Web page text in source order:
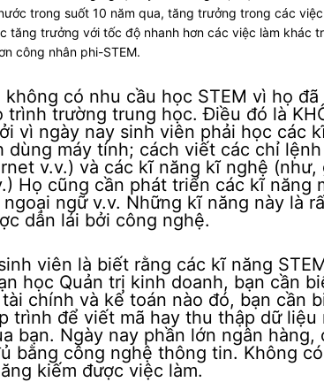
trong suốt 10 năm qua, tăng trưởng trong các
tăng trưởng với tốc độ nhanh hơn các việc làm khác
công nhân phi-STEM.
có nhu cầu học STEM vì họ
trường trung học. Điều đó là
vì ngày nay sinh viên phải học các
máy tính; cách viết các chỉ
v.v.) và các kĩ năng kĩ nghệ
Họ cũng cần phát triển các kĩ năng
ngữ v.v. Những kĩ năng này là
dẫn lái bởi công nghệ.
viên là biết rằng các kĩ năng
học Quản trị kinh doanh, bạn cần
chính và kế toán nào đó, bạn cần
trình để viết mã hay thu thập dữ
bạn. Ngày nay phần lớn ngân
bằng công nghệ thông tin. Không
kiếm được việc làm.